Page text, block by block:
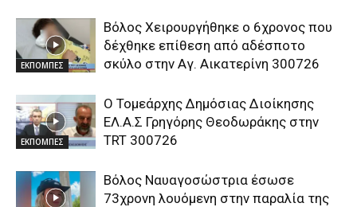
ΕΚΠΟΜΠΕΣ
Βόλος Χειρουργήθηκε ο 6χρονος που
δέχθηκε επίθεση από αδέσποτο
σκύλο στην Αγ. Αικατερίνη 300726
ΕΚΠΟΜΠΕΣ
Ο Τομεάρχης Δημόσιας Διοίκησης
ΕΛ.Α.Σ Γρηγόρης Θεοδωράκης στην
TRT 300726
Βόλος Ναυαγοσώστρια έσωσε
73χρονη λουόμενη στην παραλία της